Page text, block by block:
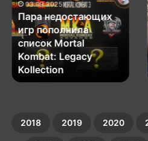
игр
пополнила
список
Mortal
Kombat:
Legacy
Kollection
03.09.2025
Пара недостающих
игр пополнила
список Mortal
Kombat: Legacy
Kollection
2018 2019 2020